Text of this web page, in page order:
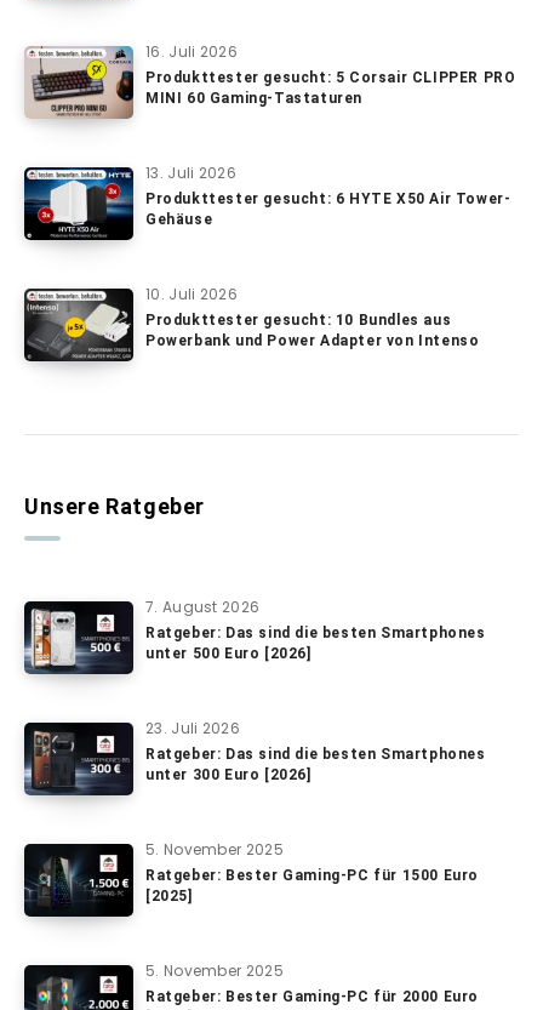
16. Juli 2026
Produkttester gesucht: 5 Corsair CLIPPER PRO
MINI 60 Gaming-Tastaturen
13. Juli 2026
Produkttester gesucht: 6 HYTE X50 Air Tower-
Gehäuse
10. Juli 2026
Produkttester gesucht: 10 Bundles aus
Powerbank und Power Adapter von Intenso
Unsere Ratgeber
7. August 2026
Ratgeber: Das sind die besten Smartphones
unter 500 Euro [2026]
23. Juli 2026
Ratgeber: Das sind die besten Smartphones
unter 300 Euro [2026]
5. November 2025
Ratgeber: Bester Gaming-PC für 1500 Euro
[2025]
5. November 2025
Ratgeber: Bester Gaming-PC für 2000 Euro